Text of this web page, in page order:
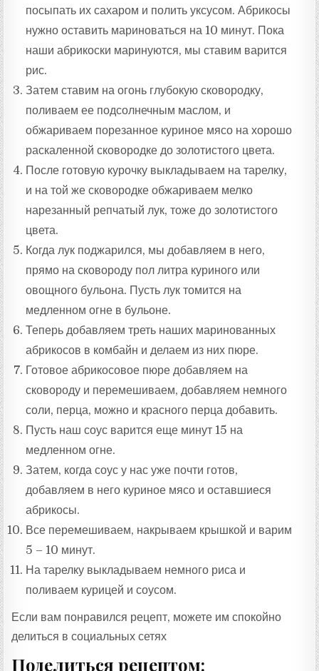
посыпать их сахаром и полить уксусом. Абрикосы
нужно оставить мариноваться на 10 минут. Пока
наши абрикоски маринуются, мы ставим варится
рис.
Затем ставим на огонь глубокую сковородку,
поливаем ее подсолнечным маслом, и
обжариваем порезанное куриное мясо на хорошо
раскаленной сковородке до золотистого цвета.
После готовую курочку выкладываем на тарелку,
и на той же сковородке обжариваем мелко
нарезанный репчатый лук, тоже до золотистого
цвета.
Когда лук поджарился, мы добавляем в него,
прямо на сковороду пол литра куриного или
овощного бульона. Пусть лук томится на
медленном огне в бульоне.
Теперь добавляем треть наших маринованных
абрикосов в комбайн и делаем из них пюре.
Готовое абрикосовое пюре добавляем на
сковороду и перемешиваем, добавляем немного
соли, перца, можно и красного перца добавить.
Пусть наш соус варится еще минут 15 на
медленном огне.
Затем, когда соус у нас уже почти готов,
добавляем в него куриное мясо и оставшиеся
абрикосы.
Все перемешиваем, накрываем крышкой и варим
5 – 10 минут.
На тарелку выкладываем немного риса и
поливаем курицей и соусом.
Если вам понравился рецепт, можете им спокойно
делиться в социальных сетях
Поделиться рецептом: